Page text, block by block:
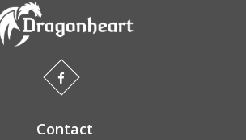
Contact